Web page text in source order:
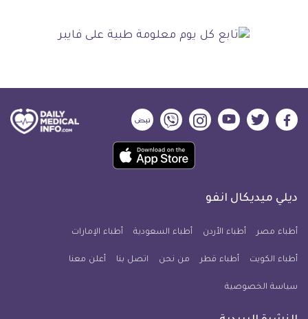
ديلي
فيسبوك
ديلي
تويتر
ديلي
ميديكال
يوتيوب
ديلي
ميديكال
انفو
ديلي
ميديكال
انفو
ديلي
ميديكال
انفو
حمل
تطبيق
معلومة
للآيفون
ديلي ميديكال انفو
أطباء مصر أطباء الأردن أطباء السعودية أطباء الإمارات
أطباء الكويت أطباء قطر من نحن اتصل بنا أعلن معنا
سياسة الخصوصية